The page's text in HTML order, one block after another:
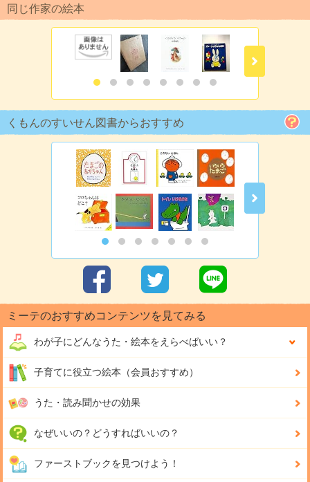
同じ作家の絵本
くもんのすいせん図書からおすすめ
ミーテのおすすめコンテンツを見てみる
わが子にどんなうた・絵本をえらべばいい？
子育てに役立つ絵本（会員おすすめ）
うた・読み聞かせの効果
なぜいいの？どうすればいいの？
ファーストブックを見つけよう！